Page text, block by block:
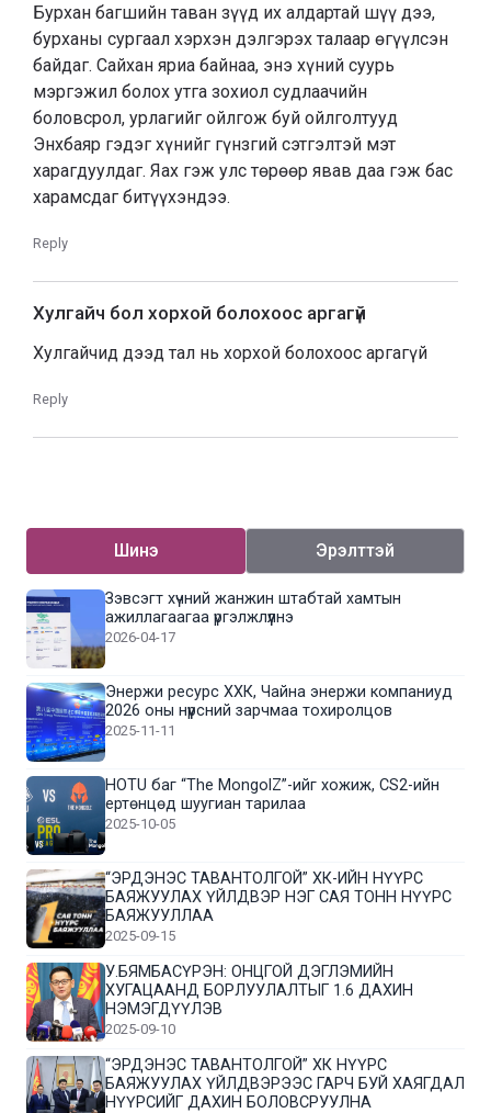
Бурхан багшийн таван зүүд их алдартай шүү дээ,
бурханы сургаал хэрхэн дэлгэрэх талаар өгүүлсэн
байдаг. Сайхан яриа байнаа, энэ хүний суурь
мэргэжил болох утга зохиол судлаачийн
боловсрол, урлагийг ойлгож буй ойлголтууд
Энхбаяр гэдэг хүнийг гүнзгий сэтгэлтэй мэт
харагдуулдаг. Яах гэж улс төрөөр явав даа гэж бас
харамсдаг битүүхэндээ.
Reply
Хулгайч бол хорхой болохоос аргагүй
Хулгайчид дээд тал нь хорхой болохоос аргагүй
Reply
Шинэ Эрэлттэй
Зэвсэгт хүчний жанжин штабтай хамтын
ажиллагаагаа үргэлжлүүлнэ
2026-04-17
Энержи ресурс ХХК, Чайна энержи компаниуд
2026 оны нүүрсний зарчмаа тохиролцов
2025-11-11
HOTU баг “The MongolZ”-ийг хожиж, CS2-ийн
ертөнцөд шуугиан тарилаа
2025-10-05
“ЭРДЭНЭС ТАВАНТОЛГОЙ” ХК-ИЙН НҮҮРС
БАЯЖУУЛАХ ҮЙЛДВЭР НЭГ САЯ ТОНН НҮҮРС
БАЯЖУУЛЛАА
2025-09-15
У.БЯМБАСҮРЭН: ОНЦГОЙ ДЭГЛЭМИЙН
ХУГАЦААНД БОРЛУУЛАЛТЫГ 1.6 ДАХИН
НЭМЭГДҮҮЛЭВ
2025-09-10
“ЭРДЭНЭС ТАВАНТОЛГОЙ” ХК НҮҮРС
БАЯЖУУЛАХ ҮЙЛДВЭРЭЭС ГАРЧ БУЙ ХАЯГДАЛ
НҮҮРСИЙГ ДАХИН БОЛОВСРУУЛНА